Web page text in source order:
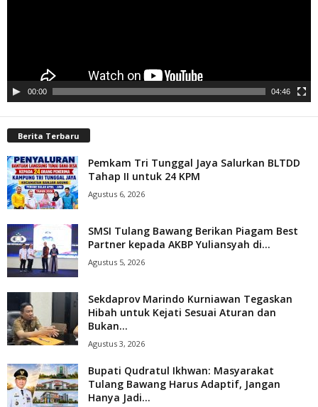
00:00 04:46
Berita Terbaru
Pemkam Tri Tunggal Jaya Salurkan BLTDD
Tahap II untuk 24 KPM
Agustus 6, 2026
SMSI Tulang Bawang Berikan Piagam Best
Partner kepada AKBP Yuliansyah di...
Agustus 5, 2026
Sekdaprov Marindo Kurniawan Tegaskan
Hibah untuk Kejati Sesuai Aturan dan
Bukan...
Agustus 3, 2026
Bupati Qudratul Ikhwan: Masyarakat
Tulang Bawang Harus Adaptif, Jangan
Hanya Jadi...